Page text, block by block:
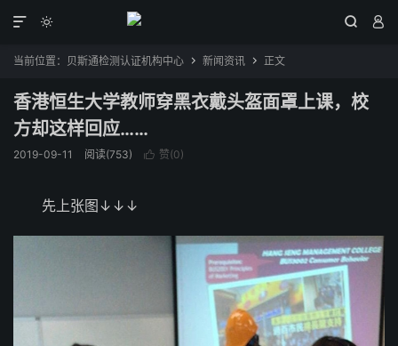
  

当前位置： 贝斯通检测认证机构中心  新闻资讯  正文
香港恒生大学教师穿黑衣戴头盔面罩上课，校
方却这样回应……
2019-09-11 阅读(753)  赞(0)
先上张图↓↓↓